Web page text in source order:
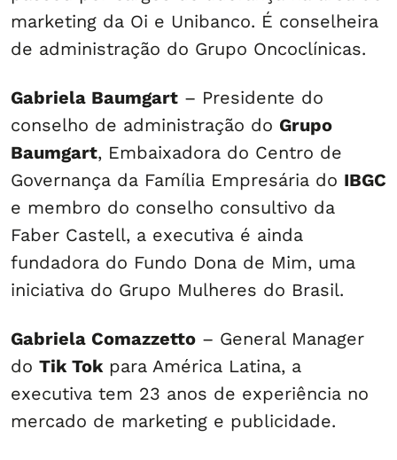
marketing da Oi e Unibanco. É conselheira
de administração do Grupo Oncoclínicas.
Gabriela Baumgart – Presidente do
conselho de administração do Grupo
Baumgart, Embaixadora do Centro de
Governança da Família Empresária do IBGC
e membro do conselho consultivo da
Faber Castell, a executiva é ainda
fundadora do Fundo Dona de Mim, uma
iniciativa do Grupo Mulheres do Brasil.
Gabriela Comazzetto – General Manager
do Tik Tokpara América Latina, a
executiva tem 23 anos de experiência no
mercado de marketing e publicidade.